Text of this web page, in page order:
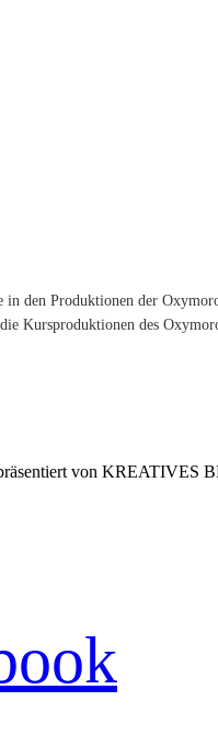
den Produktionen der
Kursproduktionen des
von KREATIVES